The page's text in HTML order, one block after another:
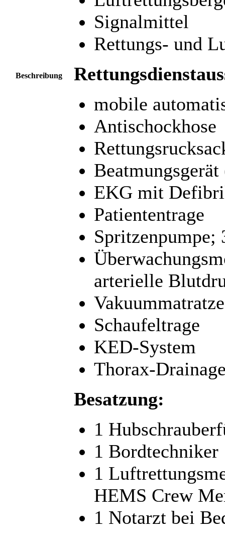
Beschreibung
Signalmittel
Rettungs- und
mobile
Antischockhose
EKG mit
Patiententrage
Spritzenpumpe;
arterielle
Vakuummatratze
Schaufeltrage
KED-System
Thorax-
Besatzung:
1
1 Bordtechniker
1
HEMS Crew
1 Notarzt bei